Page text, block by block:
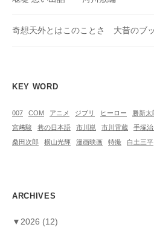
奇想天外とはこのことさ 大昔のブ
KEY WORD
007 COM アニメ ジブリ ヒーロー 勝新太
宮﨑駿
巷の日本語 市川崑 市川雷蔵 手塚治
桑田次郎
横山光輝 漫画映画 特撮 白土三平
ARCHIVES
▼ 2026 (12)